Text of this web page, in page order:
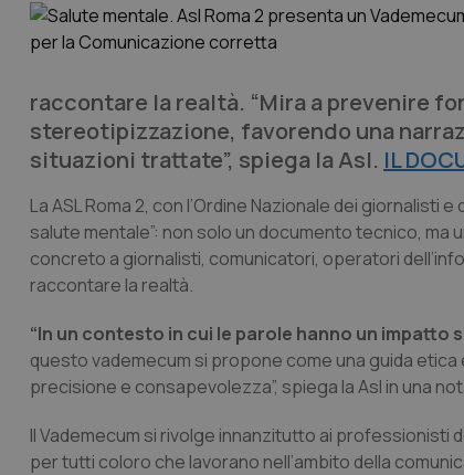
raccontare la realtà. “Mira a prevenire
stereotipizzazione, favorendo una
situazioni trattate”, spiega la Asl. IL
La ASL Roma 2, con l’Ordine Nazionale dei giornalisti
salute mentale”: non solo un documento tecnico,
concreto a giornalisti, comunicatori, operatori
raccontare la realtà.
“In un contesto in cui le parole hanno un impatto
questo vademecum si propone come una guida
precisione e consapevolezza”, spiega la Asl in una
Il Vademecum si rivolge innanzitutto ai professionisti
per tutti coloro che lavorano nell’ambito della